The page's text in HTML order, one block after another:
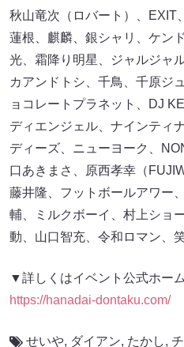
秋山竜次（ロバート）、EXIT
蓮根、麒麟、銀シャリ、ケン
光、霜降り明星、ジャルジャ
カアンドトシ、千鳥、千原ジ
ョコレートプラネット、DJ
ディエンジェル、ナインティ
ディーズ、ニューヨーク、
口あきまさ、原西孝幸（
藤井隆、フットボールアワー
輔、ミルクボーイ、村上ショ
動、山口智充、令和ロマン、
▼詳しくはイベント公式ホー
https://hanadai-dontaku.com/
せいや, ダイアン, たかし,